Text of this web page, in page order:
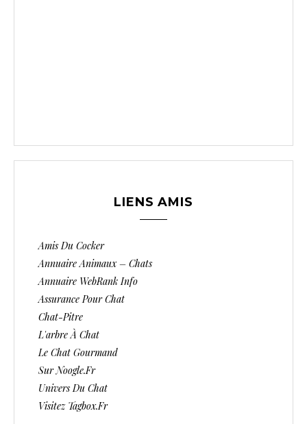
LIENS AMIS
Amis Du Cocker
Annuaire Animaux – Chats
Annuaire WebRank Info
Assurance Pour Chat
Chat-Pitre
L'arbre À Chat
Le Chat Gourmand
Sur Noogle.fr
Univers Du Chat
Visitez Tagbox.fr